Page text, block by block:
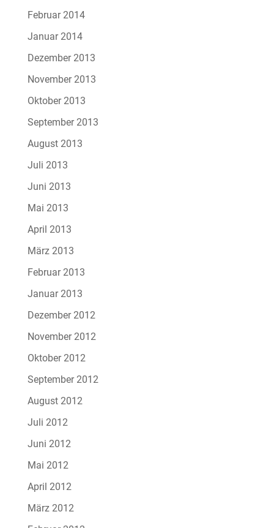
Februar 2014
Januar 2014
Dezember 2013
November 2013
Oktober 2013
September 2013
August 2013
Juli 2013
Juni 2013
Mai 2013
April 2013
März 2013
Februar 2013
Januar 2013
Dezember 2012
November 2012
Oktober 2012
September 2012
August 2012
Juli 2012
Juni 2012
Mai 2012
April 2012
März 2012